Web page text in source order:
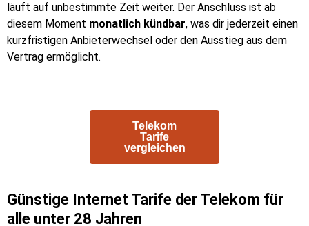
läuft auf unbestimmte Zeit weiter. Der Anschluss ist ab
diesem Moment monatlich kündbar, was dir jederzeit einen
kurzfristigen Anbieterwechsel oder den Ausstieg aus dem
Vertrag ermöglicht.
Telekom
Tarife
vergleichen
Günstige Internet Tarife der Telekom für
alle unter 28 Jahren